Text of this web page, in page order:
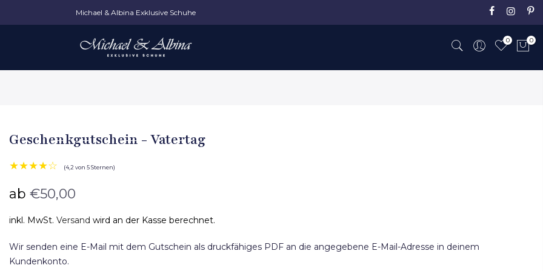
Michael & Albina Exklusive Schuhe
0 0
Geschenkgutschein - Vatertag
★★★★☆ (4,2 von 5 Sternen)
ab €50,00
inkl. MwSt. Versand wird an der Kasse berechnet.
Wir senden eine E-Mail mit dem Gutschein als druckfähiges PDF an die angegebene E-Mail-Adresse in deinem
Kundenkonto.